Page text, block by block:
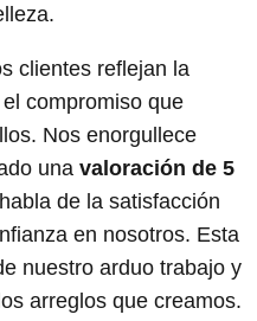
clientes reflejan la
compromiso que
Nos enorgullece
una valoración de 5
de la satisfacción
en nosotros. Esta
nuestro arduo trabajo y
arreglos que creamos.